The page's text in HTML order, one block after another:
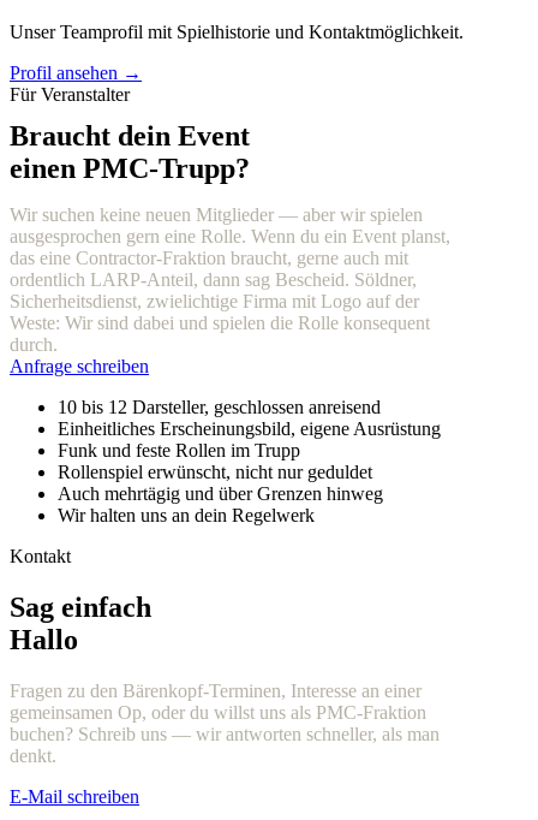
Unser Teamprofil mit Spielhistorie und Kontaktmöglichkeit.
Profil ansehen →
Für Veranstalter
Braucht dein Event
einen PMC-Trupp?
Wir suchen keine neuen Mitglieder — aber wir spielen
ausgesprochen gern eine Rolle. Wenn du ein Event planst,
das eine Contractor-Fraktion braucht, gerne auch mit
ordentlich LARP-Anteil, dann sag Bescheid. Söldner,
Sicherheitsdienst, zwielichtige Firma mit Logo auf der
Weste: Wir sind dabei und spielen die Rolle konsequent
durch.
Anfrage schreiben
10 bis 12 Darsteller, geschlossen anreisend
Einheitliches Erscheinungsbild, eigene Ausrüstung
Funk und feste Rollen im Trupp
Rollenspiel erwünscht, nicht nur geduldet
Auch mehrtägig und über Grenzen hinweg
Wir halten uns an dein Regelwerk
Kontakt
Sag einfach
Hallo
Fragen zu den Bärenkopf-Terminen, Interesse an einer
gemeinsamen Op, oder du willst uns als PMC-Fraktion
buchen? Schreib uns — wir antworten schneller, als man
denkt.
E-Mail schreiben